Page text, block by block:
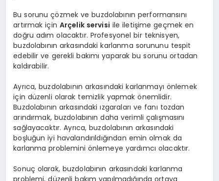
Bu sorunu çözmek ve buzdolabının performansını
artırmak için Arçelik servisi ile iletişime geçmek en
doğru adım olacaktır. Profesyonel bir teknisyen,
buzdolabının arkasındaki karlanma sorununu tespit
edebilir ve gerekli bakımı yaparak bu sorunu ortadan
kaldırabilir.
Ayrıca, buzdolabının arkasındaki karlanmayı önlemek
için düzenli olarak temizlik yapmak önemlidir.
Buzdolabının arkasındaki ızgaraları ve fanı tozdan
arındırmak, buzdolabının daha verimli çalışmasını
sağlayacaktır. Ayrıca, buzdolabının arkasındaki
boşluğun iyi havalandırıldığından emin olmak da
karlanma problemini önlemeye yardımcı olacaktır.
Sonuç olarak, buzdolabının arkasındaki karlanma